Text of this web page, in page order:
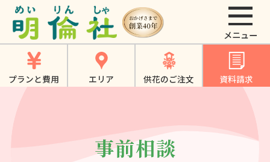
明倫社の事前相談は
懇切丁寧でアンケー
トでも高く評価頂い
プランと費用 エリア 供花のご注文 資料請求
事前相談